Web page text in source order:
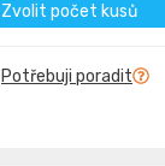
Zvolit počet kusů
Potřebuji poradit